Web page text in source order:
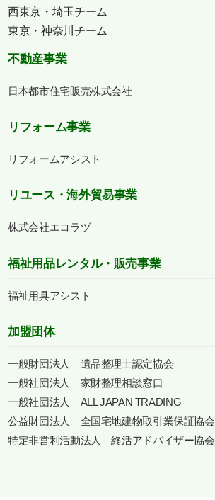
西東京・埼玉チーム
東京・神奈川チーム
不動産事業
日本都市住宅販売株式会社
リフォーム事業
リフォームアシスト
リユース・海外貿易事業
株式会社エコラヅ
福祉用品レンタル・販売事業
福祉用具アシスト
加盟団体
一般財団法人 遺品整理士認定協会
一般社団法人 家財整理相談窓口
一般社団法人 ALL JAPAN TRADING
公益財団法人 全国宅地建物取引業保証協会
特定非営利活動法人 終活アドバイザー協会